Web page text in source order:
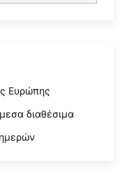
Ευρώπης
διαθέσιμα